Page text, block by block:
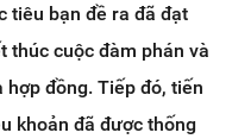
tiêu bạn đề ra đã đạt
thúc cuộc đàm phán và
đồng. Tiếp đó, tiến
khoản đã được thống